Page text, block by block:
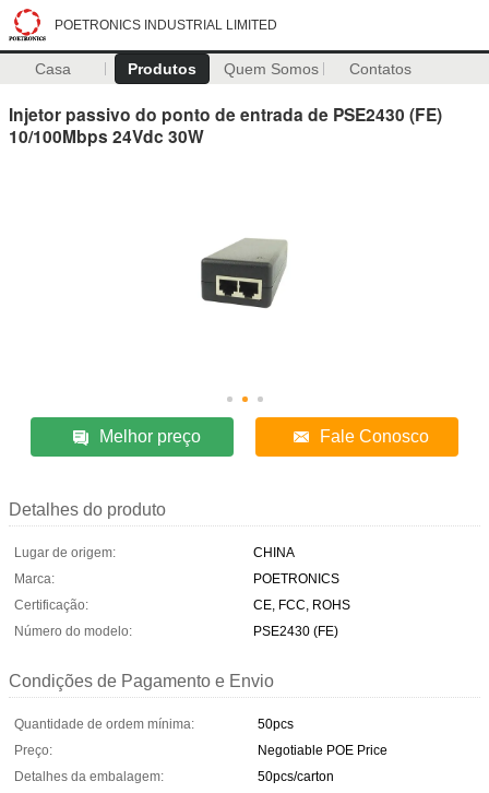
POETRONICS INDUSTRIAL LIMITED
Casa Produtos Quem Somos Contatos
Injetor passivo do ponto de entrada de PSE2430 (FE)
10/100Mbps 24Vdc 30W
Melhor preço Fale Conosco
Detalhes do produto
Lugar de origem:
CHINA
Marca:
POETRONICS
Certificação:
CE, FCC, ROHS
Número do modelo:
PSE2430 (FE)
Condições de Pagamento e Envio
Quantidade de ordem mínima:
50pcs
Preço:
Negotiable POE Price
Detalhes da embalagem:
50pcs/carton